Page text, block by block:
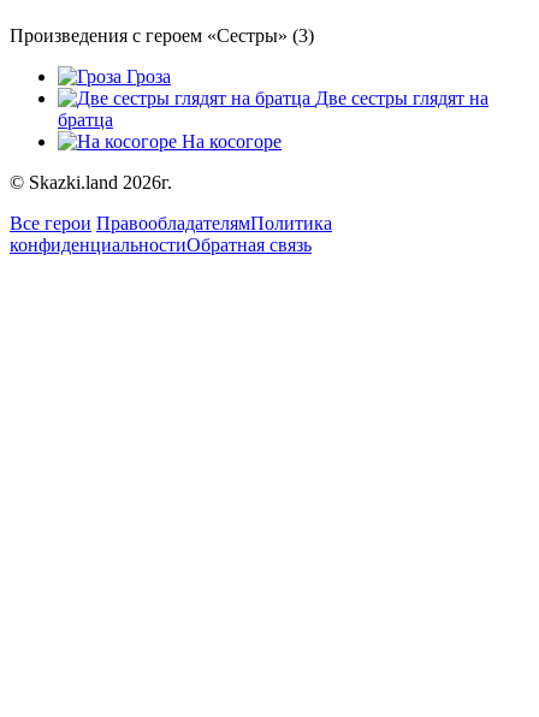
Произведения с героем «Сестры» (3)
Гроза
Две сестры глядят на
братца
На косогоре
© Skazki.land 2026г.
Все герои ПравообладателямПолитика
конфиденциальностиОбратная связь